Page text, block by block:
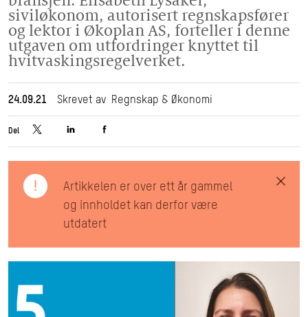
Kurs
siviløkonom, autorisert regnskapsfører
og lektor i Økoplan AS, forteller i denne
utgaven om utfordringer knyttet til
hvitvaskingsregelverket.
24.09.21 Skrevet av Regnskap & Økonomi
Del
!
Artikkelen er over ett år gammel
og innholdet kan derfor være
utdatert